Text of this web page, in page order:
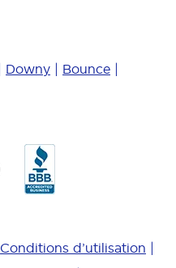
Downy
Bounce
Conditions d’utilisation